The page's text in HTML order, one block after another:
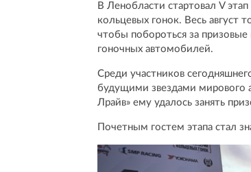
В Ленобласти стартовал V
кольцевых гонок. Весь август
чтобы побороться за
гоночных автомобилей.
Среди участников
будущими звездами мирового
Лрайв» ему удалось занять
Почетным гостем этапа стал